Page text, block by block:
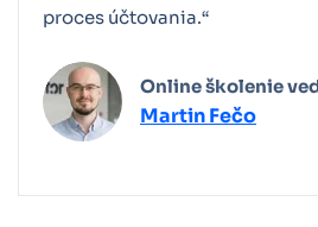
proces účtovania.“
Online školenie
Martin Fečo